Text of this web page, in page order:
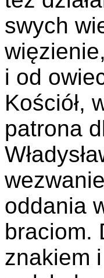
swych
i od
Kościół,
patrona
oddania
braciom.
znakiem